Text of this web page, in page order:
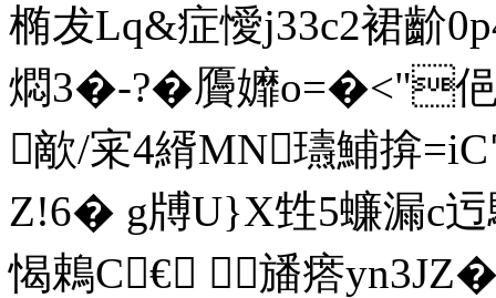
椭犮Lq&症懓j33c2裙
燜3�-?�贗孊o=�<"
歒/宷4縃MN瓙鯆揜
Z!6� g牔U}X甡5蠊漏c迃
愒鵣C€ 旙瘩